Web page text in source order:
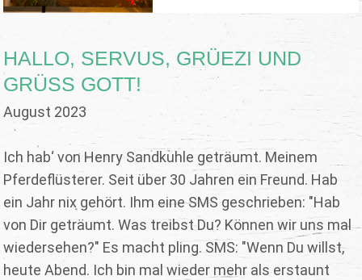
HALLO, SERVUS, GRÜEZI UND
GRÜSS GOTT!
August 2023
Ich hab‘ von Henry Sandkuhle geträumt. Meinem
Pferdeflüsterer. Seit über 30 Jahren ein Freund. Hab
ein Jahr nix gehört. Ihm eine SMS geschrieben: "Hab
von Dir geträumt. Was treibst Du? Können wir uns mal
wiedersehen?" Es macht pling. SMS: "Wenn Du willst,
heute Abend. Ich bin mal wieder mehr als erstaunt